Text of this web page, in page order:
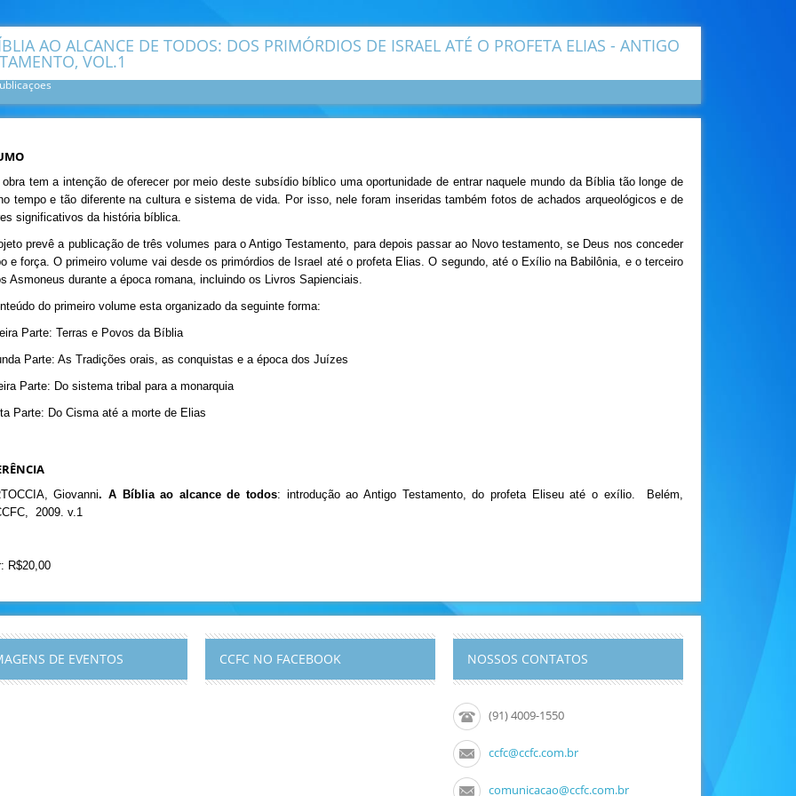
AO ALCANCE DE TODOS: DOS PRIMÓRDIOS DE ISRAEL ATÉ O PROFETA ELIAS - ANTIGO
VOL.1
obra tem a intenção de oferecer por meio deste subsídio bíblico uma oportunidade de entrar naquele mundo da Bíblia tão longe de
tempo e tão diferente na cultura e sistema de vida. Por isso, nele foram inseridas também fotos de achados arqueológicos e de
significativos da história bíblica.
prevê a publicação de três volumes para o Antigo Testamento, para depois passar ao Novo testamento, se Deus nos conceder
e força. O primeiro volume vai desde os primórdios de Israel até o profeta Elias. O segundo, até o Exílio na Babilônia, e o terceiro
Asmoneus durante a época romana, incluindo os Livros Sapienciais.
do primeiro volume esta organizado da seguinte forma:
Parte: Terras e Povos da Bíblia
Parte: As Tradições orais, as conquistas e a época dos Juízes
Parte: Do sistema tribal para a monarquia
Parte: Do Cisma até a morte de Elias
Giovanni. A Bíblia ao alcance de todos: introdução ao Antigo Testamento, do profeta Eliseu até o exílio. Belém,
2009. v.1
R$20,00
DE EVENTOS CCFC NO FACEBOOK NOSSOS CONTATOS
(91) 4009-1550
ccfc@ccfc.com.br
comunicacao@ccfc.com.br